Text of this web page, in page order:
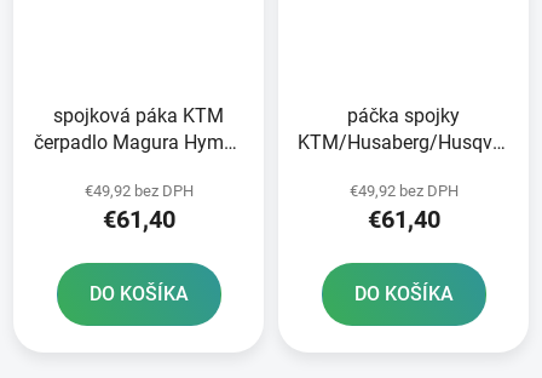
spojková páka KTM
čerpadlo Magura Hymec
oranžová
€49,92 bez DPH
€61,40
DO KOŠÍKA
páčka spojky
KTM/Husaberg/
čierna
€49,92 bez DPH
€61,40
DO KOŠÍKA